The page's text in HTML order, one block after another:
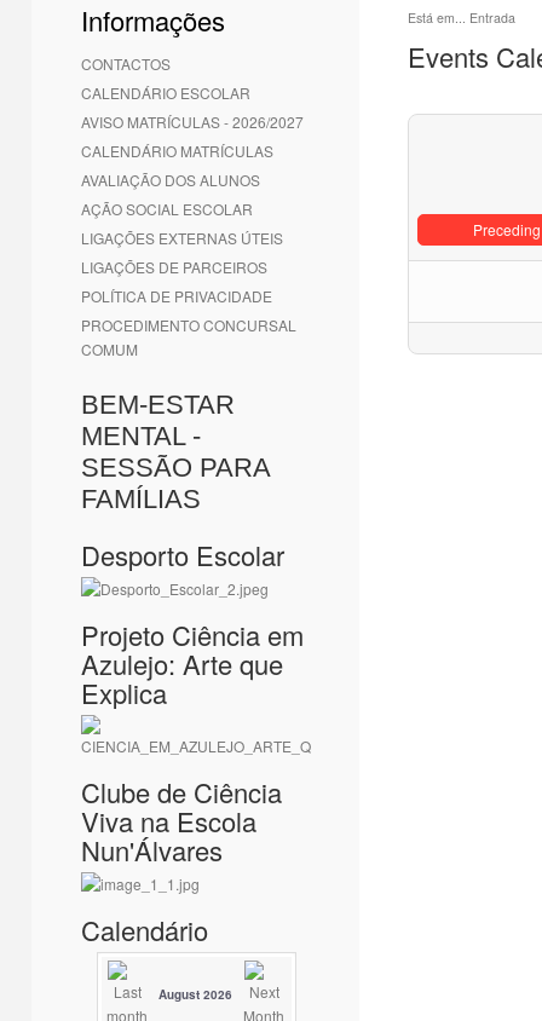
Informações
CONTACTOS
CALENDÁRIO ESCOLAR
AVISO MATRÍCULAS - 2026/2027
CALENDÁRIO MATRÍCULAS
AVALIAÇÃO DOS ALUNOS
AÇÃO SOCIAL ESCOLAR
LIGAÇÕES EXTERNAS ÚTEIS
LIGAÇÕES DE PARCEIROS
POLÍTICA DE PRIVACIDADE
PROCEDIMENTO CONCURSAL
COMUM
BEM-ESTAR
MENTAL -
SESSÃO PARA
FAMÍLIAS
Desporto Escolar
Projeto Ciência em
Azulejo: Arte que
Explica
Clube de Ciência
Viva na Escola
Nun'Álvares
Calendário
August 2026
Está em... Entrada
Events